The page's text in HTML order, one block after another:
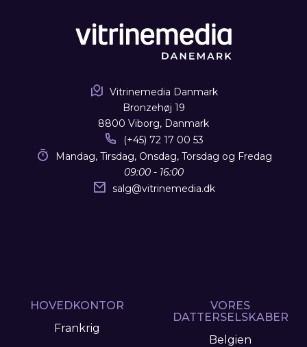
Vitrinemedia Danmark
Bronzehøj 19
8800 Viborg, Danmark
(+45) 72 17 00 53
Mandag, Tirsdag, Onsdag, Torsdag og Fredag
09:00 - 16:00
salg@vitrinemedia.dk
HOVEDKONTOR
Frankrig
VORES
DATTERSELSKABER
Belgien